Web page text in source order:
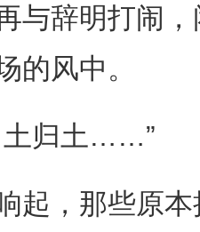
辞明打闹，
的风中。
归土……”
，那些原本